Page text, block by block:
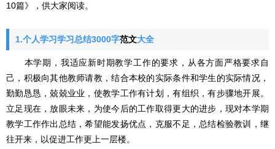
10篇》，供大家阅读。
1.个人学习学习总结3000字范文大全
本学期，我适应新时期教学工作的要求，从各方面严格要求自
己，积极向其他教师请教，结合本校的实际条件和学生的实际情况，
勤勤恳恳，兢兢业业，使教学工作有计划，有组织，有步骤地开展。
立足现在，放眼未来，为使今后的工作取得更大的进步，现对本学期
教学工作作出总结，希望能发扬优点，克服不足，总结检验教训，继
往开来，以促进工作更上一层楼。